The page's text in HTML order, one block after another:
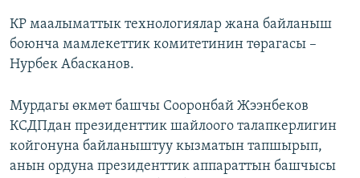
КР маалыматтык технологиялар жана байланыш
боюнча мамлекеттик комитетинин төрагасы –
Нурбек Абасканов.
Мурдагы өкмөт башчы Сооронбай Жээнбеков
КСДПдан президенттик шайлоого талапкерлигин
койгонуна байланыштуу кызматын тапшырып,
анын ордуна президенттик аппараттын башчысы